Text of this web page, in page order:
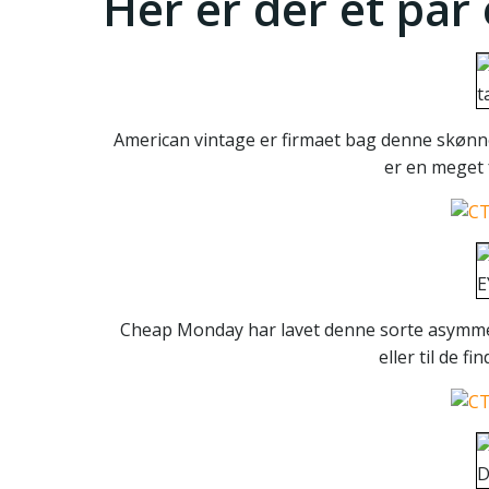
American vintage er firmaet bag denne
er en
Cheap Monday har lavet denne sorte
eller til de